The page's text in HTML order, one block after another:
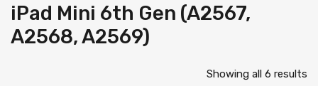
iPad Mini 6th Gen (A2567,
A2568, A2569)
Showing all 6 results